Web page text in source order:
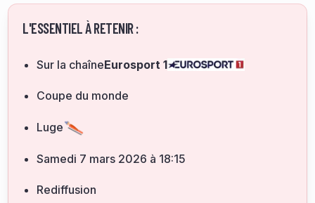
L'ESSENTIEL À RETENIR :
Sur la chaîneEurosport 1
Coupe du monde
Luge
samedi 7 mars 2026 à 18:15
Rediffusion